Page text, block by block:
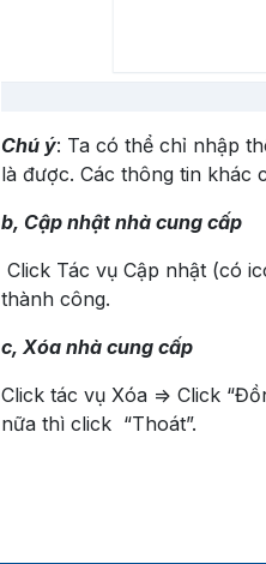
Chú ý: Ta có thể chỉ nhập
là được. Các thông tin khác
b, Cập nhật nhà cung cấp
Click Tác vụ Cập nhật (có
thành công.
c, Xóa nhà cung cấp
Click tác vụ Xóa => Click
nữa thì click “Thoát”.